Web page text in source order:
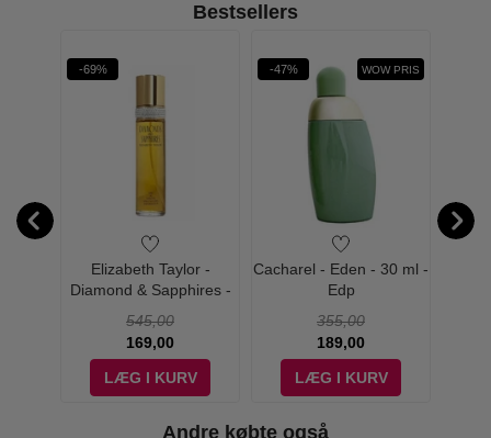
Bestsellers
-69%
Elizabeth Taylor -
Diamond & Sapphires -
545,00
169,00
LÆG I KURV
-47% WOW PRIS
Cacharel - Eden - 30 ml -
Edp
355,00
189,00
LÆG I KURV
Andre købte også